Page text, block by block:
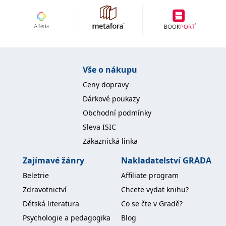
Vše o nákupu
Ceny dopravy
Dárkové poukazy
Obchodní podmínky
Sleva ISIC
Zákaznická linka
Zajímavé žánry
Beletrie
Zdravotnictví
Dětská literatura
Psychologie a pedagogika
Nakladatelství GRADA
Affiliate program
Chcete vydat knihu?
Co se čte v Gradě?
Blog